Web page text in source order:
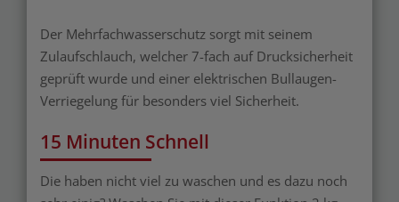
Der Mehrfachwasserschutz sorgt mit seinem
Zulaufschlauch, welcher 7-fach auf Drucksicherheit
geprüft wurde und einer elektrischen Bullaugen-
Verriegelung für besonders viel Sicherheit.
15 Minuten Schnell
Die haben nicht viel zu waschen und es dazu noch